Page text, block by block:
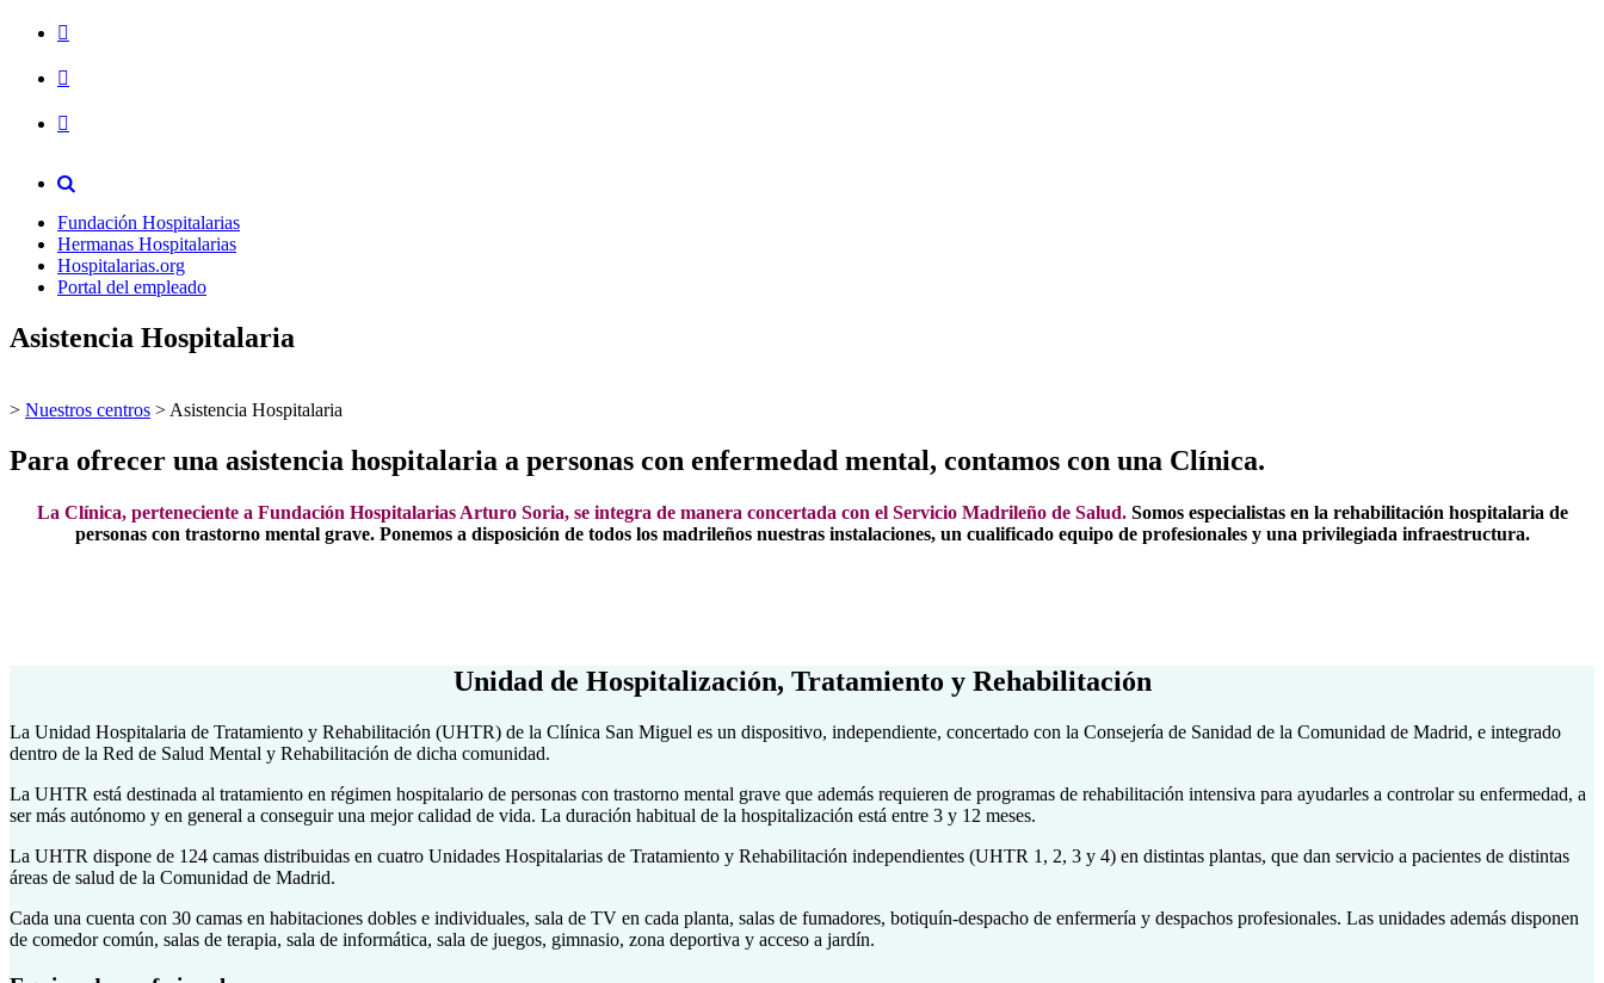
Fundación Hospitalarias
Hermanas Hospitalarias
Hospitalarias.org
Portal del empleado
Asistencia Hospitalaria
> Nuestros centros > Asistencia Hospitalaria
Para ofrecer una asistencia hospitalaria a personas con enfermedad mental, contamos con una Clínica.
La Clínica, perteneciente a Fundación Hospitalarias Arturo Soria,se integra de manera concertada con el Servicio Madrileño de Salud. Somos especialistas en la rehabilitación hospitalaria de
personas con trastorno mental grave. Ponemos a disposición de todos los madrileños nuestras instalaciones, un cualificado equipo de profesionales y una privilegiada infraestructura.
Unidad de Hospitalización, Tratamiento y Rehabilitación
La Unidad Hospitalaria de Tratamiento y Rehabilitación (UHTR) de la Clínica San Miguel es un dispositivo, independiente, concertado con la Consejería de Sanidad de la Comunidad de Madrid, e integrado
dentro de la Red de Salud Mental y Rehabilitación de dicha comunidad.
La UHTR está destinada al tratamiento en régimen hospitalario de personas con trastorno mental grave que además requieren de programas de rehabilitación intensiva para ayudarles a controlar su enfermedad, a
ser más autónomo y en general a conseguir una mejor calidad de vida. La duración habitual de la hospitalización está entre 3 y 12 meses.
La UHTR dispone de 124 camas distribuidas en cuatro Unidades Hospitalarias de Tratamiento y Rehabilitación independientes (UHTR 1, 2, 3 y 4) en distintas plantas, que dan servicio a pacientes de distintas
áreas de salud de la Comunidad de Madrid.
Cada una cuenta con 30 camas en habitaciones dobles e individuales, sala de TV en cada planta, salas de fumadores, botiquín-despacho de enfermería y despachos profesionales. Las unidades además disponen
de comedor común, salas de terapia, sala de informática, sala de juegos, gimnasio, zona deportiva y acceso a jardín.